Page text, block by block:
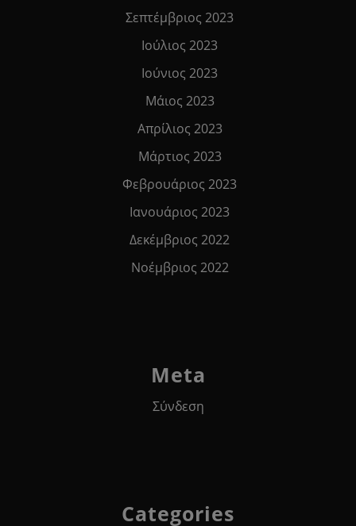
Σεπτέμβριος 2023
Ιούλιος 2023
Ιούνιος 2023
Μάιος 2023
Απρίλιος 2023
Μάρτιος 2023
Φεβρουάριος 2023
Ιανουάριος 2023
Δεκέμβριος 2022
Νοέμβριος 2022
Meta
Σύνδεση
Categories